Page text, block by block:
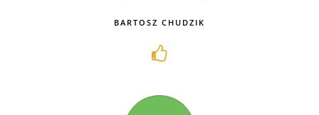
BARTOSZ CHUDZIK